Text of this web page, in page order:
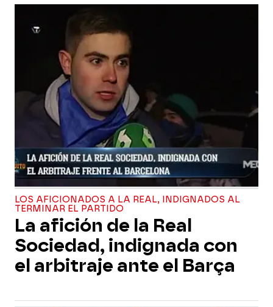
LOS AFICIONADOS A LA REAL, INDIGNADOS AL
TERMINAR EL PARTIDO
La afición de la Real
Sociedad, indignada con
el arbitraje ante el Barça